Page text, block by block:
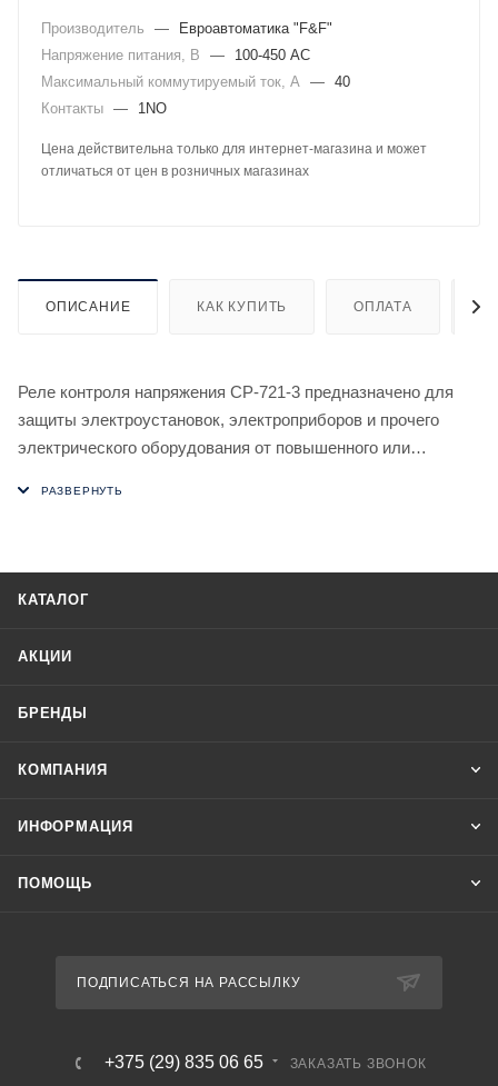
Производитель —
Евроавтоматика "F&F"
Напряжение питания, В
—
100-450 AC
Максимальный коммутируемый ток, А — 40
Контакты — 1NO
Цена действительна только для интернет-магазина и может
отличаться от цен в розничных магазинах
ОПИСАНИЕ КАК КУПИТЬ ОПЛАТА
Реле контроля напряжения CP-721-3 предназначено для
защиты электроустановок, электроприборов и прочего
электрического оборудования от повышенного или
КАТАЛОГ
АКЦИИ
БРЕНДЫ
КОМПАНИЯ
ИНФОРМАЦИЯ
ПОМОЩЬ
ПОДПИСАТЬСЯ НА РАССЫЛКУ
+375 (29) 835 06 65 ЗАКАЗАТЬ ЗВОНОК